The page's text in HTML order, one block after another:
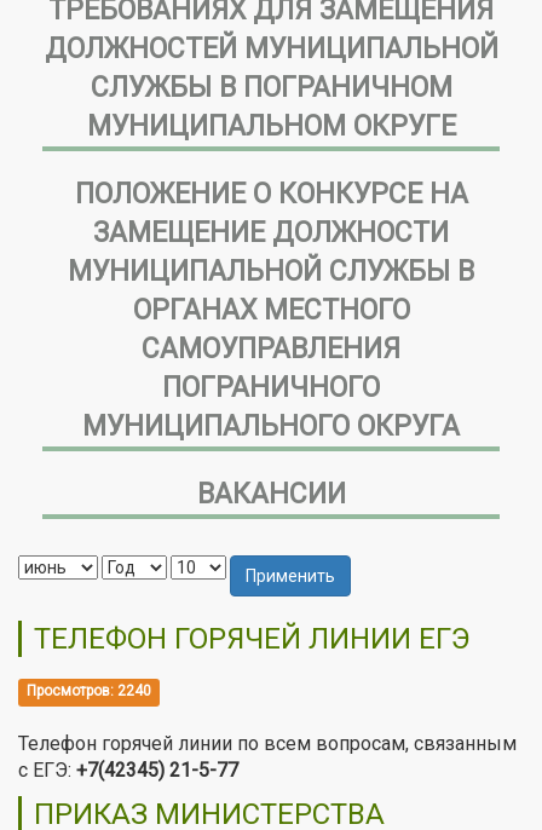
ТРЕБОВАНИЯХ ДЛЯ ЗАМЕЩЕНИЯ
ДОЛЖНОСТЕЙ МУНИЦИПАЛЬНОЙ
СЛУЖБЫ В ПОГРАНИЧНОМ
МУНИЦИПАЛЬНОМ ОКРУГЕ
ПОЛОЖЕНИЕ О КОНКУРСЕ НА
ЗАМЕЩЕНИЕ ДОЛЖНОСТИ
МУНИЦИПАЛЬНОЙ СЛУЖБЫ В
ОРГАНАХ МЕСТНОГО
САМОУПРАВЛЕНИЯ
ПОГРАНИЧНОГО
МУНИЦИПАЛЬНОГО ОКРУГА
ВАКАНСИИ
Применить
ТЕЛЕФОН ГОРЯЧЕЙ ЛИНИИ ЕГЭ
Просмотров: 2240
Телефон горячей линии по всем вопросам, связанным
с ЕГЭ: +7(42345) 21-5-77
ПРИКАЗ МИНИСТЕРСТВА